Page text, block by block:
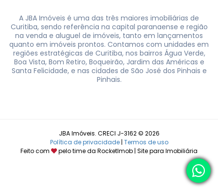
A JBA Imóveis é uma das três maiores imobiliárias de
Curitiba, sendo referência na capital paranaense e região
na venda e aluguel de imóveis, tanto em lançamentos
quanto em imóveis prontos. Contamos com unidades em
regiões estratégicas de Curitiba, nos bairros Água Verde,
Boa Vista, Bom Retiro, Boqueirão, Jardim das Américas e
Santa Felicidade, e nas cidades de São José dos Pinhais e
Pinhais.
JBA Imóveis. CRECI J-3162 © 2026
Política de privacidade| Termos de uso
Feito com
pelo time da RocketImob | Site para Imobiliária